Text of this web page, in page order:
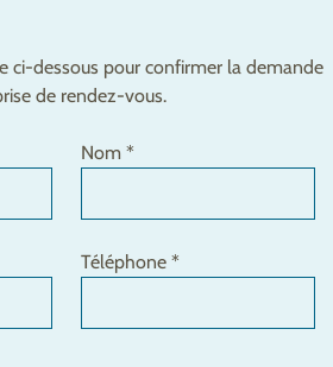
ci-dessous pour confirmer la demande
de rendez-vous.
Nom *
Téléphone *